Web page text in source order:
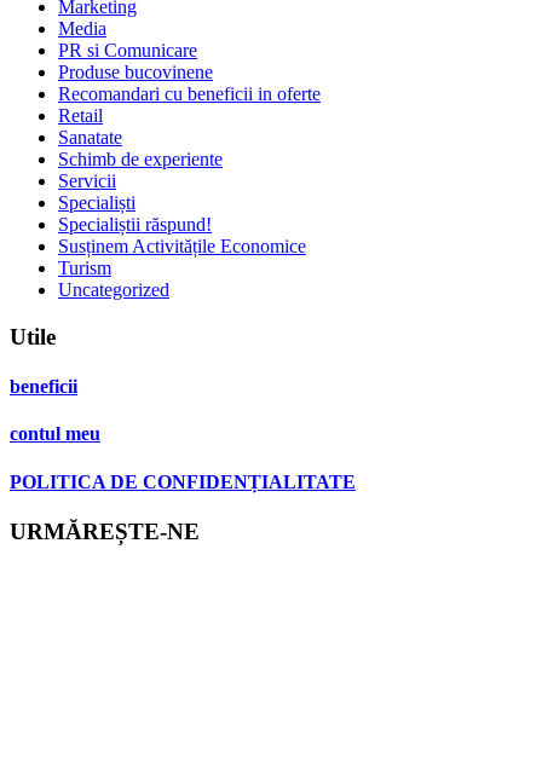
Marketing
Media
PR si Comunicare
Produse bucovinene
Recomandari cu beneficii in oferte
Retail
Sanatate
Schimb de experiente
Servicii
Specialiști
Specialiștii răspund!
Susținem Activitățile Economice
Turism
Uncategorized
Utile
beneficii
contul meu
POLITICA DE CONFIDENȚIALITATE
URMĂREȘTE-NE